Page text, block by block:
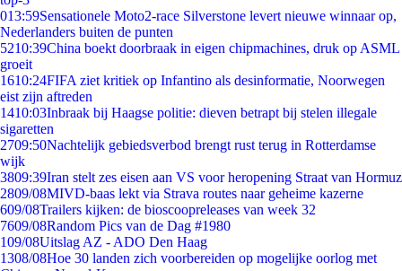
013:59Sensationele Moto2-race Silverstone levert nieuwe winnaar op,
Nederlanders buiten de punten
5210:39China boekt doorbraak in eigen chipmachines, druk op ASML
groeit
1610:24FIFA ziet kritiek op Infantino als desinformatie, Noorwegen
eist zijn aftreden
1410:03Inbraak bij Haagse politie: dieven betrapt bij stelen illegale
sigaretten
2709:50Nachtelijk gebiedsverbod brengt rust terug in Rotterdamse
wijk
3809:39Iran stelt zes eisen aan VS voor heropening Straat van Hormuz
2809/08MIVD-baas lekt via Strava routes naar geheime kazerne
609/08Trailers kijken: de bioscoopreleases van week 32
7609/08Random Pics van de Dag #1980
109/08Uitslag AZ - ADO Den Haag
1308/08Hoe 30 landen zich voorbereiden op mogelijke oorlog met